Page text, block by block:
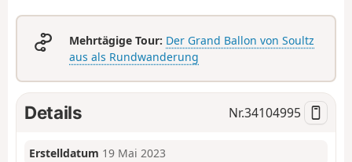
Mehrtägige Tour: Der Grand Ballon von Soultz
aus als Rundwanderung
Details Nr.34104995
Erstelldatum 19 Mai 2023